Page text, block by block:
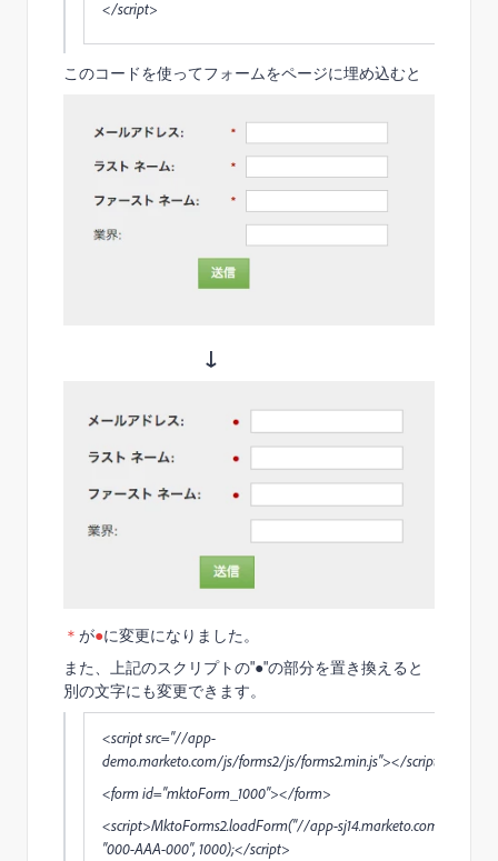
</script>
このコードを使ってフォームをページに埋め込むと
↓
＊ が●に変更になりました。
また、上記のスクリプトの"●"の部分を置き換えると
別の文字にも変更できます。
<script src="//app-
demo.marketo.com/js/forms2/js/forms2.min.js"></script>
<form id="mktoForm_1000"></form>
<script>MktoForms2.loadForm("//app-sj14.marketo.com",
"000-AAA-000", 1000);</script>